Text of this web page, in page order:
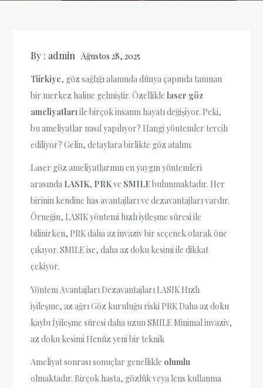
By : admin Ağustos 28, 2025
Türkiye, göz sağlığı alanında dünya çapında tanınan
bir merkez haline gelmiştir. Özelliklelaser göz
ameliyatlarıile birçok insanın hayatı değişiyor. Peki,
bu ameliyatlar nasıl yapılıyor? Hangi yöntemler tercih
ediliyor? Gelin, detaylara birlikte göz atalım.
Laser göz ameliyatlarının en yaygın yöntemleri
arasında LASIK, PRKve SMILEbulunmaktadır. Her
birinin kendine has avantajları ve dezavantajları vardır.
Örneğin, LASIK yöntemi hızlı iyileşme süresi ile
bilinirken, PRK daha az invaziv bir seçenek olarak öne
çıkıyor. SMILE ise, daha az doku kesimi ile dikkat
çekiyor.
Yöntem Avantajları Dezavantajları LASIK Hızlı
iyileşme, az ağrı Göz kuruluğu riski PRK Daha az doku
kaybı İyileşme süresi daha uzun SMILE Minimal invaziv,
az doku kesimi Henüz yeni bir teknik
Ameliyat sonrası sonuçlar genellikle olumlu
olmaktadır. Birçok hasta, gözlük veya lens kullanma